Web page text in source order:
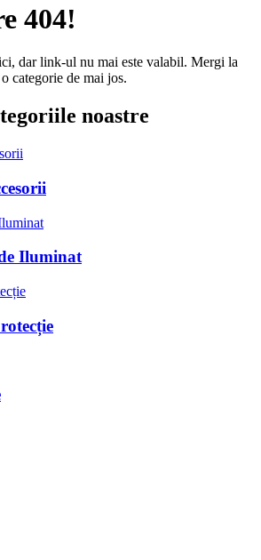
404!
dar link-ul nu mai este valabil. Mergi la
categorie de mai jos.
noastre
Iluminat